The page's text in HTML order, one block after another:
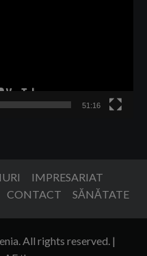
51:16
IMPRESARIAT
CONTACT SĂNĂTATE
All rights reserved. |